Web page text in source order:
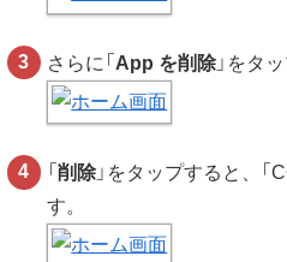
さらに「 App を削除」をタッ
「削除」をタップすると、「
す。